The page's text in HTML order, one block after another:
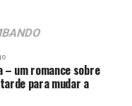
– um romance sobre
para mudar a